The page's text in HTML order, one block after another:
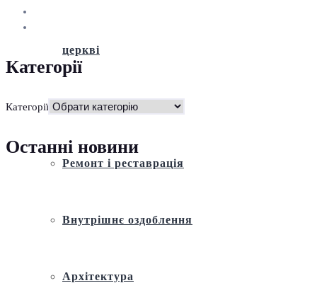
церкві
Історія
Ремонт і реставрація
Внутрішнє оздоблення
Архітектура
Категорії
Категорії
Останні новини